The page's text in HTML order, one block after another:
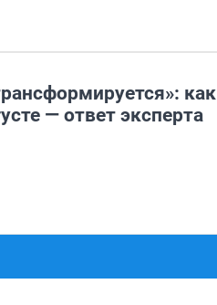
как
— ответ эксперта